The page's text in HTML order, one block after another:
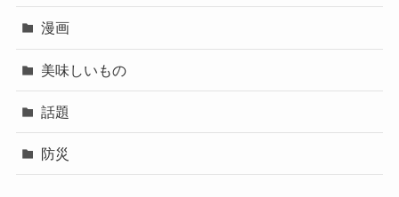
漫画
美味しいもの
話題
防災